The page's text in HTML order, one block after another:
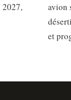
2027,
avion
et